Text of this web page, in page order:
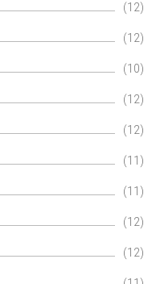
(12)
(12)
(10)
(12)
(12)
(11)
(11)
(12)
(12)